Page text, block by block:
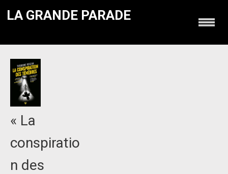
LA GRANDE PARADE
« La
conspiratio
n des